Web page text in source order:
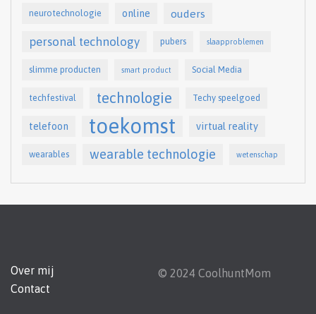
neurotechnologie online ouders
personal technology pubers slaapproblemen
slimme producten smart product Social Media
techfestival technologie Techy speelgoed
telefoon toekomst virtual reality
wearables wearable technologie wetenschap
Over mij
Contact
© 2024 CoolhuntMom